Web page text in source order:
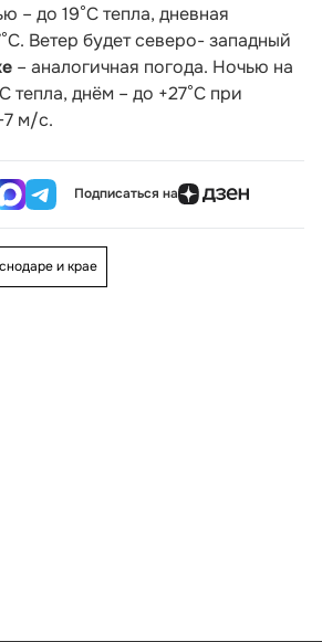
– до 19°С тепла, дневная
Ветер будет северо- западный
– аналогичная погода. Ночью на
тепла, днём – до +27°С при
7 м/с.
Подписаться на
и крае